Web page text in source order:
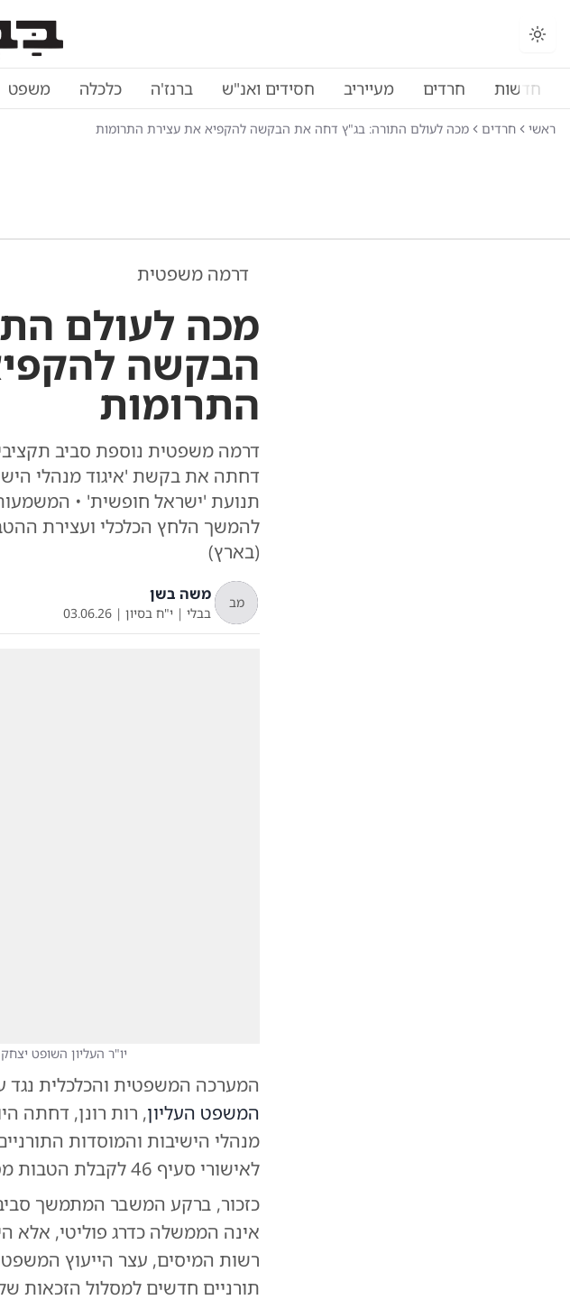
חדשות חרדים מעייריב חסידים ואנ"ש ברנז'ה כלכלה משפט
ראשי חרדים מכה לעולם התורה: בג"ץ דחה את הבקשה להקפיא את עצירת התרומות
דרמה משפטית
מכה לעולם
הבקשה
התרומות
דרמה משפטית נוספת סביב
דחתה את בקשת 'איגוד מנהלי
תנועת 'ישראל חופשית' •
להמשך הלחץ הכלכלי ועצירת
(בארץ)
מב משה בשן
בבלי| י"ח בסיון |
03.06.26
יו"ר העליון השופט
המערכה המשפטית והכלכלית נגד
המשפט העליון, רות רונן, דחתה
מנהלי הישיבות והמוסדות
לאישורי סעיף 46 לקבלת הטבות מס.
כזכור, ברקע המשבר המתמשך
אינה הממשלה כדרג פוליטי, אלא
רשות המיסים, עצר הייעוץ
תורניים חדשים למסלול הזכאות של סעיף 46 (הטבות